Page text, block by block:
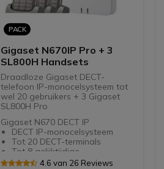
vrijheid
Ideaal voor off-road
professionals
PACK
Gigaset N670IP Pro + 3
SL800H Handsets
Draadloze Gigaset DECT-
telefoon IP-monocelsysteem tot
wel 20 gebruikers + 3 Gigaset
SL800H Pro
Gigaset N670 DECT IP
DECT IP-monocelsysteem
Tot 20 DECT-terminals
Tot 8 gelijktijdige
spraakoproepen
4.6 van 26 Reviews